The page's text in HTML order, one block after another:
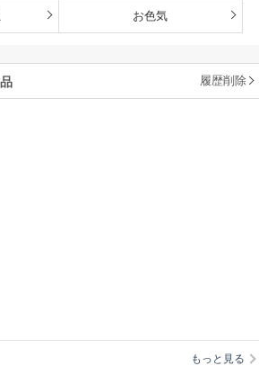
お色気
履歴削除
もっと見る